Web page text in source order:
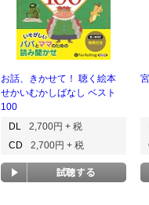
お話、きかせて！ 聴く絵本
せかいむかしばなし ベスト
100
DL
2,700円 + 税
CD
2,700円 + 税